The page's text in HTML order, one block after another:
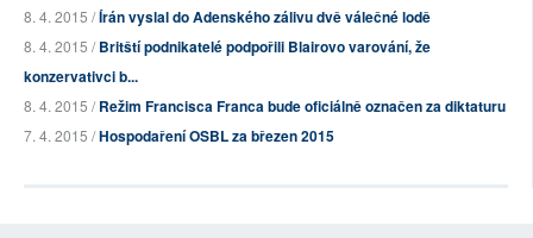
8. 4. 2015 /Írán vyslal do Adenského zálivu dvě válečné lodě
8. 4. 2015 /Britští podnikatelé podpořili Blairovo varování, že
konzervativci b...
8. 4. 2015 /Režim Francisca Franca bude oficiálně označen za diktaturu
7. 4. 2015 /Hospodaření OSBL za březen 2015